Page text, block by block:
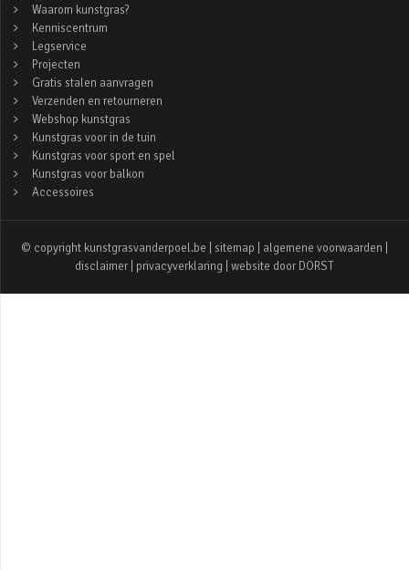
Waarom kunstgras?
Kenniscentrum
Legservice
Projecten
Gratis stalen aanvragen
Verzenden en retourneren
Webshop kunstgras
Kunstgras voor in de tuin
Kunstgras voor sport en spel
Kunstgras voor balkon
Accessoires
© copyright kunstgrasvanderpoel.be | sitemap algemene voorwaarden
disclaimer
privacyverklaring | website door DORST